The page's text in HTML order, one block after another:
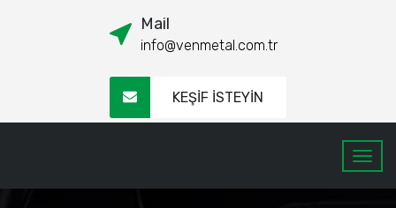
Mail
info@venmetal.com.tr
KEŞİF İSTEYİN